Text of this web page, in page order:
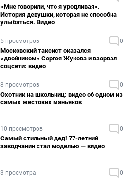
«Мне говорили, что я уродливая».
История девушки, которая не способна
улыбаться. Видео
5 просмотров 0
Московский таксист оказался
«двойником» Сергея Жукова и взорвал
соцсети: видео
8 просмотров 0
Охотник на школьниц: видео об одном из
самых жестоких маньяков
10 просмотров 0
Самый стильный дед! 77-летний
заводчанин стал моделью — видео
3 просмотра 0